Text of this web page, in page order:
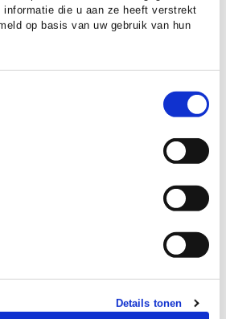
informatie die u aan ze heeft verstrekt
op basis van uw gebruik van hun
Details tonen